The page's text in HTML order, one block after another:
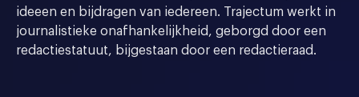
ideeen en bijdragen van iedereen. Trajectum werkt in
journalistieke onafhankelijkheid, geborgd door een
redactiestatuut, bijgestaan door een redactieraad.